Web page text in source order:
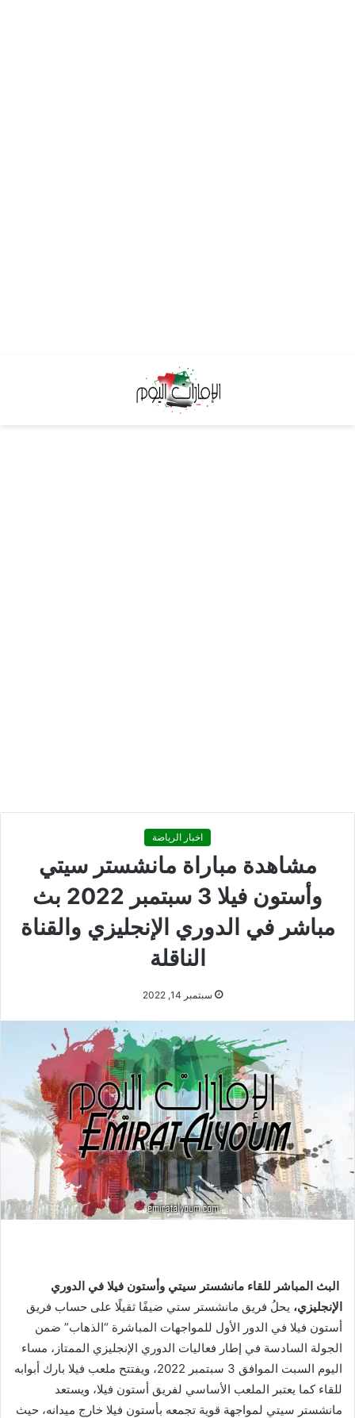
اخبار الرياضة
مشاهدة مباراة مانشستر سيتي
وأستون فيلا 3 سبتمبر 2022 بث
مباشر في الدوري الإنجليزي والقناة
الناقلة
سبتمبر 14, 2022
البث المباشر للقاء مانشستر سيتي وأستون فيلا في الدوري
الإنجليزي، يحلُ فريق مانشستر ستي ضيفًا ثقيلًا على حساب فريق
أستون فيلا في الدور الأول للمواجهات المباشرة “الذهاب” ضمن
الجولة السادسة في إطار فعاليات الدوري الإنجليزي الممتاز، مساء
اليوم السبت الموافق 3 سبتمبر 2022، ويفتتح ملعب فيلا بارك أبوابه
للقاء كما يعتبر الملعب الأساسي لفريق أستون فيلا، ويستعد
مانشستر سيتي لمواجهة قوية تجمعه بأستون فيلا خارج ميدانه، حيث